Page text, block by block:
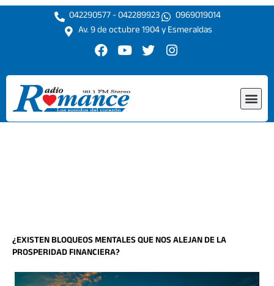
Ir
042290577 - 042289923
0969019014
Av. 9 de octubre 1904 y Esmeraldas
F
c
e
b
o
o
Y
u
t
u
b
e
T
i
r
I
s
r
¿EXISTEN BLOQUEOS MENTALES QUE NOS ALEJAN DE LA
PROSPERIDAD FINANCIERA?